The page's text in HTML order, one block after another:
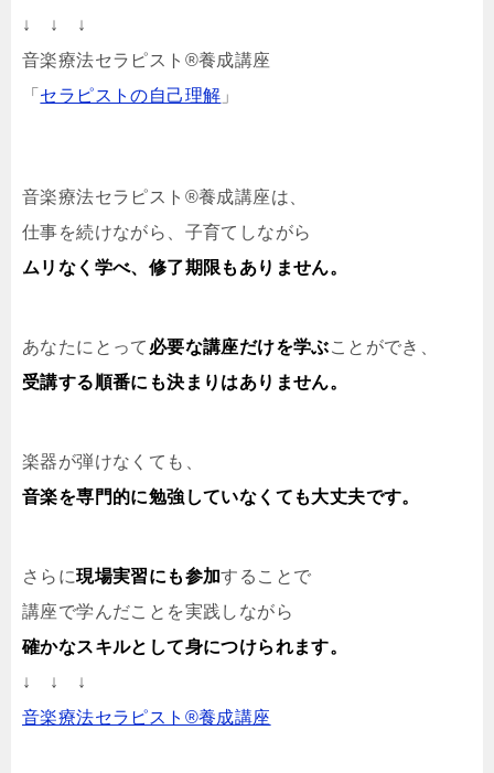
↓ ↓ ↓
音楽療法セラピスト®養成講座
「 セラピストの自己理解 」
音楽療法セラピスト®養成講座は、
仕事を続けながら、子育てしながら
ムリなく学べ、修了期限もありません。
あなたにとって 必要な講座だけを学ぶことができ、
受講する順番にも決まりはありません。
楽器が弾けなくても、
音楽を専門的に勉強していなくても大丈夫です。
さらに現場実習にも参加することで
講座で学んだことを実践しながら
確かなスキルとして身につけられます。
↓ ↓ ↓
音楽療法セラピスト®養成講座